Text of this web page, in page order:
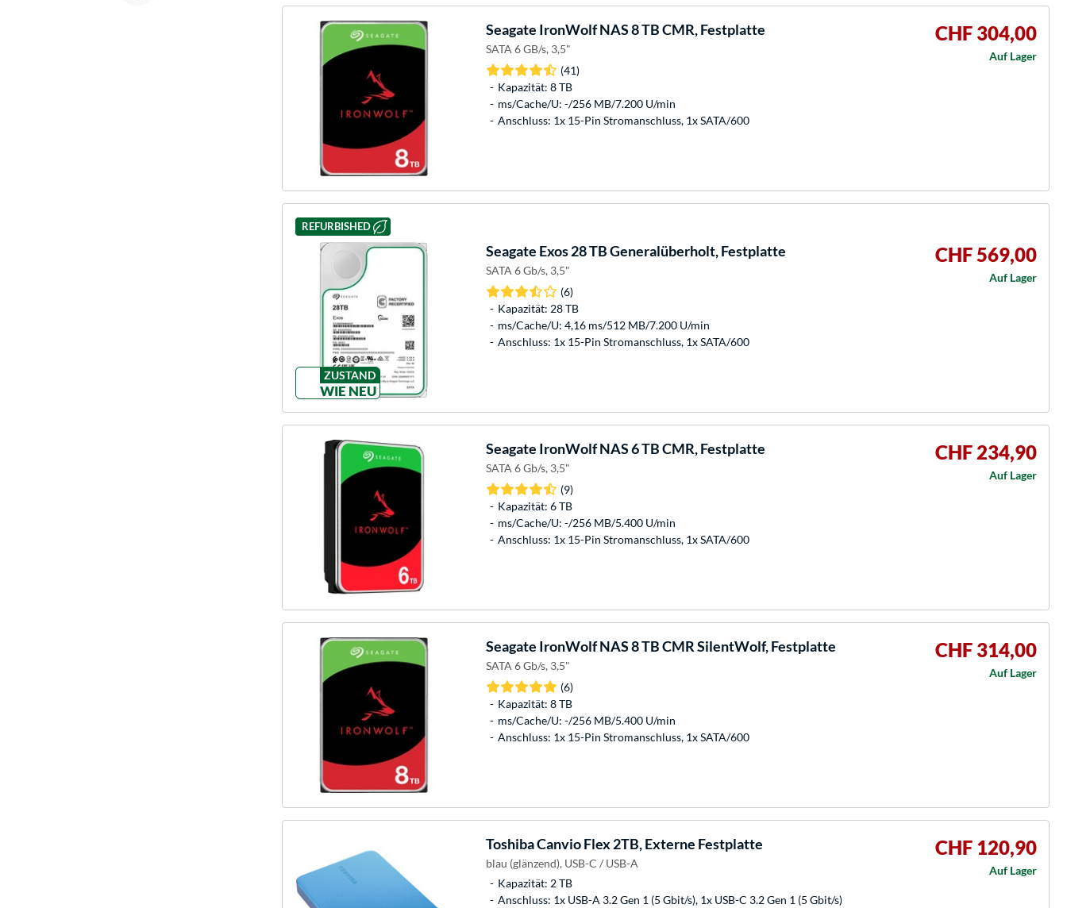
Seagate IronWolf NAS 8 TB CMR, Festplatte
SATA 6 GB/s, 3,5"
(41)
Kapazität: 8 TB
ms/Cache/U: -/256 MB/7.200 U/min
Anschluss: 1x 15-Pin Stromanschluss, 1x SATA/600
CHF 304,00
Auf Lager
REFURBISHED
ZUSTAND
WIE NEU
Seagate Exos 28 TB Generalüberholt, Festplatte
SATA 6 Gb/s, 3,5"
(6)
Kapazität: 28 TB
ms/Cache/U: 4,16 ms/512 MB/7.200 U/min
Anschluss: 1x 15-Pin Stromanschluss, 1x SATA/600
CHF 569,00
Auf Lager
Seagate IronWolf NAS 6 TB CMR, Festplatte
SATA 6 Gb/s, 3,5"
(9)
Kapazität: 6 TB
ms/Cache/U: -/256 MB/5.400 U/min
Anschluss: 1x 15-Pin Stromanschluss, 1x SATA/600
CHF 234,90
Auf Lager
Seagate IronWolf NAS 8 TB CMR SilentWolf, Festplatte
SATA 6 Gb/s, 3,5"
(6)
Kapazität: 8 TB
ms/Cache/U: -/256 MB/5.400 U/min
Anschluss: 1x 15-Pin Stromanschluss, 1x SATA/600
CHF 314,00
Auf Lager
ToshibaCanvio Flex 2TB, Externe Festplatte
blau (glänzend), USB-C / USB-A
Kapazität: 2 TB
Anschluss: 1x USB-A 3.2 Gen 1 (5 Gbit/s), 1x USB-C 3.2 Gen 1 (5 Gbit/s)
CHF 120,90
Auf Lager